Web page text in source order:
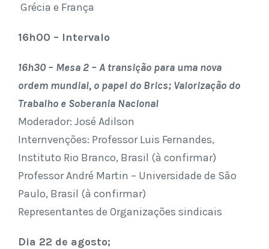
Grécia e França
16h00 – Intervalo
16h30 – Mesa 2 – A transição para uma nova
ordem mundial, o papel do Brics; Valorização do
Trabalho e Soberania Nacional
Moderador: José Adilson
Internvenções: Professor Luis Fernandes,
Instituto Rio Branco, Brasil (à confirmar)
Professor André Martin – Universidade de São
Paulo, Brasil (à confirmar)
Representantes de Organizações sindicais
Dia 22 de agosto;